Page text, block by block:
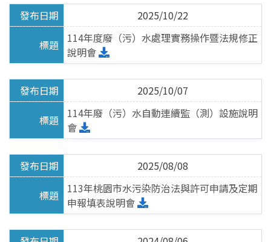
化糞池定期清理申報回傳
化糞池定期清理申報查詢
營建逕流廢水
飲用水
水污費徵收
總量管制
畜牧糞尿資源化
影片專區
2025/10/22
114年度廢（污）水處理實務操作暨法規修正
說明會
2025/10/07
114年廢（污）水自動連續監（測）設施說明
會
2025/08/08
113年桃園市水污染防治法與許可申請及定期
申報填表說明會